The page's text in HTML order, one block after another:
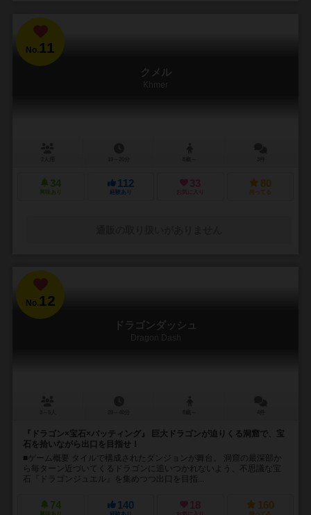
No.11
クメル
Khmer
34
興味あり
112
経験あり
33
お気に入り
80
持ってる
No.12
ドラゴンダッシュ
Dragon Dash
『ドラゴン×宝石×バッティング』 巨大ドラゴンが迫りくる洞窟で、宝
石を拾いながら出口を目指せ！
■ゲーム概要 タイルで構成されたダンジョンが舞台。 洞窟の最深部か
ら毎ターン近づいてくるドラゴンに追いつかれないよう、不思議な宝
石『ドラゴンジュエル』を集めつつ出口を目指...
74 140 18 160